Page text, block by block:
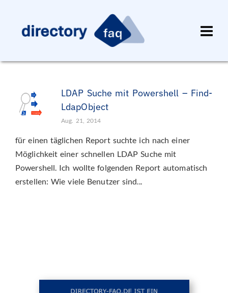
LDAP Suche mit Powershell – Find-
LdapObject
Aug. 21, 2014
für einen täglichen Report suchte ich nach einer
Möglichkeit einer schnellen LDAP Suche mit
Powershell. Ich wollte folgenden Report automatisch
erstellen: Wie viele Benutzer sind...